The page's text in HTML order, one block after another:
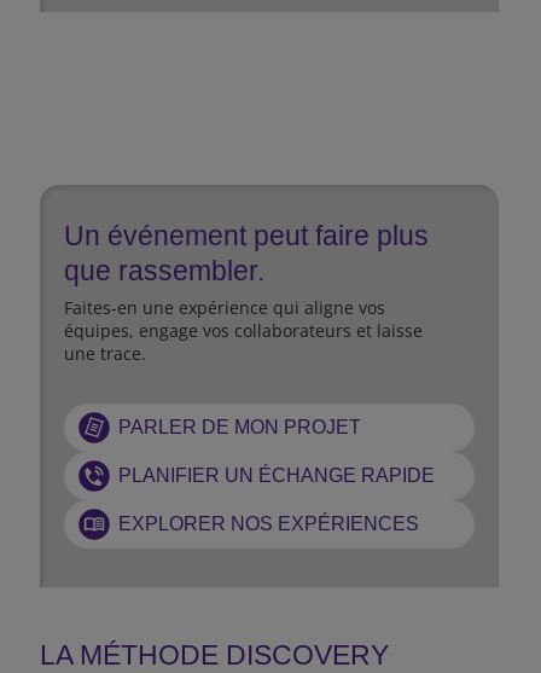
Un événement peut faire plus
que rassembler.
Faites-en une expérience qui aligne vos
équipes, engage vos collaborateurs et laisse
une trace.
PARLER DE MON PROJET
PLANIFIER UN ÉCHANGE RAPIDE
EXPLORER NOS EXPÉRIENCES
LA MÉTHODE DISCOVERY